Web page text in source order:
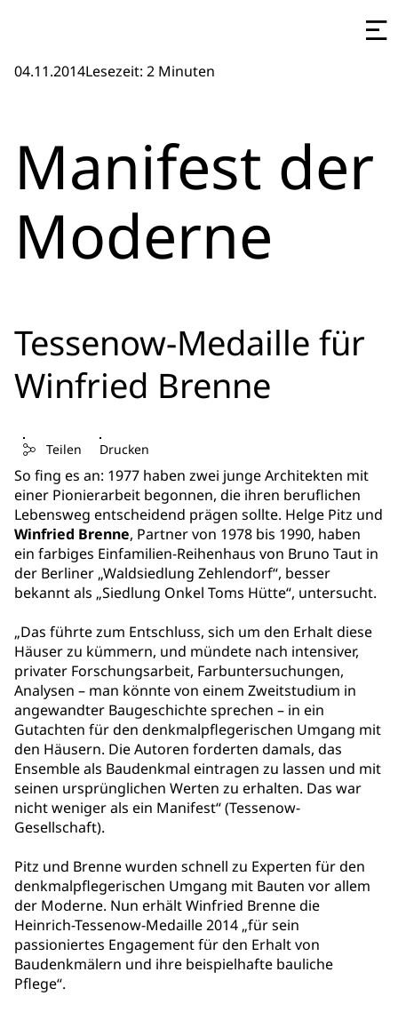
04.11.2014Lesezeit: 2 Minuten
Manifest der
Moderne
Tessenow-Medaille für
Winfried Brenne
Teilen Drucken
So fing es an: 1977 haben zwei junge Architekten mit
einer Pionierarbeit begonnen, die ihren beruflichen
Lebensweg entscheidend prägen sollte. Helge Pitz und
Winfried Brenne, Partner von 1978 bis 1990, haben
ein farbiges Einfamilien-Reihenhaus von Bruno Taut in
der Berliner „Waldsiedlung Zehlendorf“, besser
bekannt als „Siedlung Onkel Toms Hütte“, untersucht.
„Das führte zum Entschluss, sich um den Erhalt diese
Häuser zu kümmern, und mündete nach intensiver,
privater Forschungsarbeit, Farbuntersuchungen,
Analysen – man könnte von einem Zweitstudium in
angewandter Baugeschichte sprechen – in ein
Gutachten für den denkmalpflegerischen Umgang mit
den Häusern. Die Autoren forderten damals, das
Ensemble als Baudenkmal eintragen zu lassen und mit
seinen ursprünglichen Werten zu erhalten. Das war
nicht weniger als ein Manifest“ (Tessenow-
Gesellschaft).
Pitz und Brenne wurden schnell zu Experten für den
denkmalpflegerischen Umgang mit Bauten vor allem
der Moderne. Nun erhält Winfried Brenne die
Heinrich-Tessenow-Medaille 2014 „für sein
passioniertes Engagement für den Erhalt von
Baudenkmälern und ihre beispielhafte bauliche
Pflege“.